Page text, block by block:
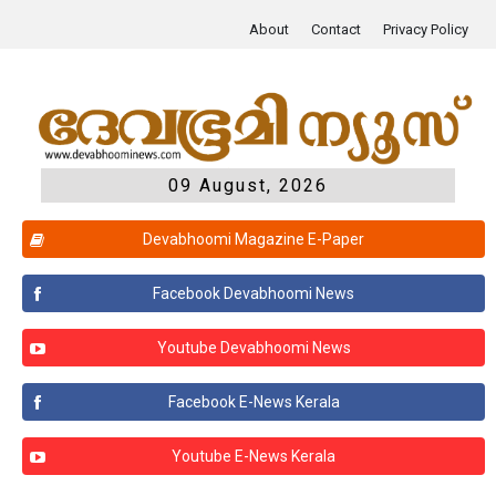
About Contact Privacy Policy
09 August, 2026
Devabhoomi Magazine E-Paper
Facebook Devabhoomi News
Youtube Devabhoomi News
Facebook E-News Kerala
Youtube E-News Kerala